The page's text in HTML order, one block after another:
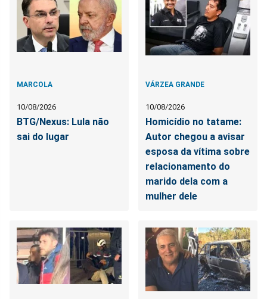
MARCOLA
10/08/2026
BTG/Nexus: Lula não
sai do lugar
VÁRZEA GRANDE
10/08/2026
Homicídio no tatame:
Autor chegou a avisar
esposa da vítima sobre
relacionamento do
marido dela com a
mulher dele